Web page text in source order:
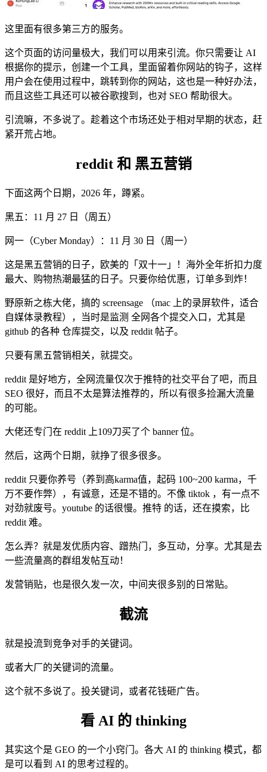
这里面有很多第三方的服务。
这个页面的访问量极大，我们可以用来引流。你只需要让 AI
根据你的提示，创建一个工具，里面留着你网站的钩子，这样
用户会在使用过程中，跳转到你的网站，这也是一种好办法，
而且这些工具还可以被谷歌搜到，也对 SEO 帮助很大。
引流嘛，不多说了。趁着这个市场还处于相对早期的状态，赶
紧开荒占地。
reddit 和 黑五营销
下面这两个日期，2026 年，蹲紧。
黑五：11 月 27 日（周五）
网一（Cyber Monday）：11 月 30 日（周一）
这是黑五营销的日子，欧美的「双十一」！海外全年折扣力度
最大、购物热潮最猛的日子。只要你给优惠，订单多到炸！
野原新之栋大佬，搞的 screensage （mac 上的录屏软件，适合
自媒体录教程），当时是监测 全网各个提交入口，尤其是
github 的各种 仓库提交，以及 reddit 帖子。
只要有黑五营销相关，就提交。
reddit 是好地方，全网流量仅次于推特的社交平台了吧，而且
SEO 很好，而且不太是算法推荐的，所以有很多捡漏大流量
的可能。
大佬还专门在 reddit 上109刀买了个 banner 位。
然后，这两个日期，就挣了很多很多。
reddit 只要你养号（养到高karma值，起码 100~200 karma，千
万不要作弊），有诚意，还是不错的。不像 tiktok ，有一点不
对劲就废号。youtube 的话很慢。推特 的话，还在摸索，比
reddit 难。
怎么弄？就是发优质内容、蹭热门，多互动，分享。尤其是去
一些流量高的群组发帖互动！
发营销贴，也是很久发一次，中间夹很多别的日常贴。
截流
就是投流到竞争对手的关键词。
或者大厂的关键词的流量。
这个就不多说了。投关键词，或者花钱砸广告。
看 AI 的 thinking
其实这个是 GEO 的一个小窍门。各大 AI 的 thinking 模式，都
是可以看到 AI 的思考过程的。